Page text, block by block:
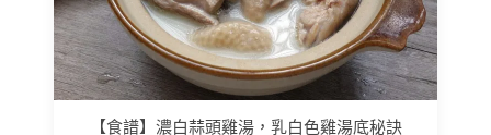
【食譜】濃白蒜頭雞湯，乳白色雞湯底秘訣